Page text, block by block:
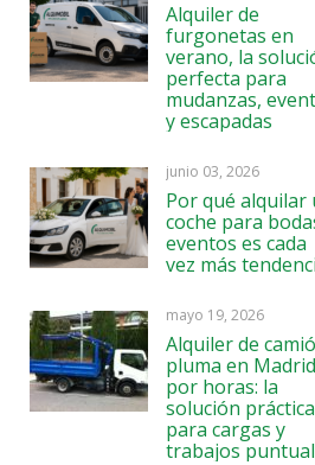
Alquiler de
furgonetas en
verano, la
perfecta para
mudanzas,
y escapadas
junio 03, 2026
Por qué alquilar
coche para
eventos es cada
vez más
mayo 19, 2026
Alquiler de
pluma en Madrid
por horas: la
solución práctica
para cargas y
trabajos